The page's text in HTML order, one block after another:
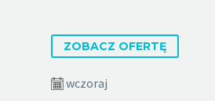
ZOBACZ OFERTĘ
wczoraj